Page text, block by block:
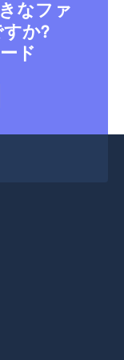
なファ
か?
ド